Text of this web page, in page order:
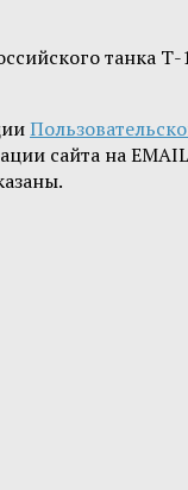
танка Т-
сайта на EMAIL